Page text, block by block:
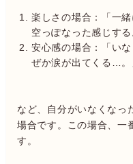
楽しさの場合：「一
空っぽなった感じする
安心感の場合：「い
ぜか涙が出てくる…。
など、自分がいなくなっ
場合です。この場合、一
す。